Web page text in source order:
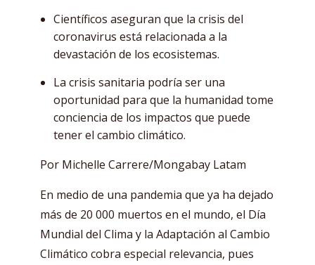
Científicos aseguran que la crisis del
coronavirus está relacionada a la
devastación de los ecosistemas.
La crisis sanitaria podría ser una
oportunidad para que la humanidad tome
conciencia de los impactos que puede
tener el cambio climático.
Por Michelle Carrere/Mongabay Latam
En medio de una pandemia que ya ha dejado
más de 20 000 muertos en el mundo, el Día
Mundial del Clima y la Adaptación al Cambio
Climático cobra especial relevancia, pues